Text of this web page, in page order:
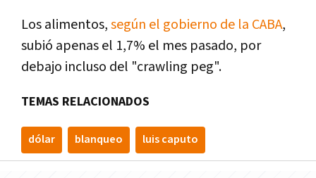
Los alimentos,según el gobierno de la CABA,
subió apenas el 1,7% el mes pasado, por
debajo incluso del "crawling peg".
TEMAS RELACIONADOS
dólar blanqueo luis caputo